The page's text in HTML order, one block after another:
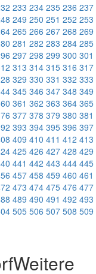
233 234 235 236 237
249 250 251 252 253
265 266 267 268 269
281 282 283 284 285
297 298 299 300 301
313 314 315 316 317
329 330 331 332 333
345 346 347 348 349
361 362 363 364 365
377 378 379 380 381
393 394 395 396 397
409 410 411 412 413
425 426 427 428 429
441 442 443 444 445
457 458 459 460 461
473 474 475 476 477
489 490 491 492 493
505 506 507 508 509
Weitere